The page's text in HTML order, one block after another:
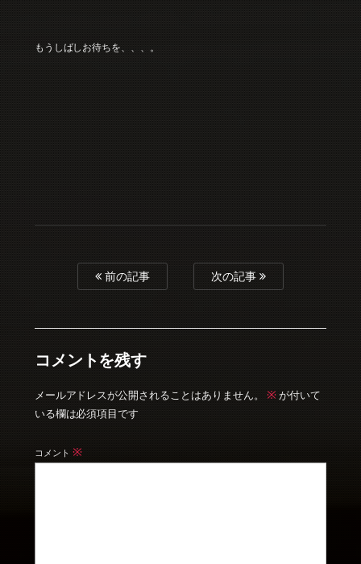
もうしばしお待ちを、、、。
前の記事 次の記事
コメントを残す
メールアドレスが公開されることはありません。 ※ が付いて
いる欄は必須項目です
コメント ※